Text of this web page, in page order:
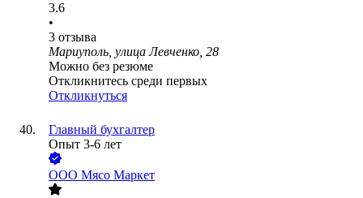
3.6
•
3 отзыва
Мариуполь, улица Левченко, 28
Можно без резюме
Откликнитесь среди первых
Откликнуться
Главный бухгалтер
Опыт 3-6 лет
ООО Мясо Маркет